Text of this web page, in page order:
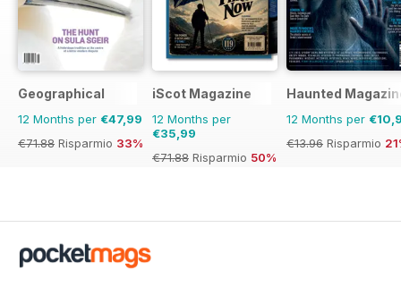
Geographical
12 Months per €47,99
€71.88 Risparmio 33%
iScot Magazine
12 Months per
€35,99
€71.88 Risparmio 50%
Haunted
12 Months per
€13.96 Risparmio